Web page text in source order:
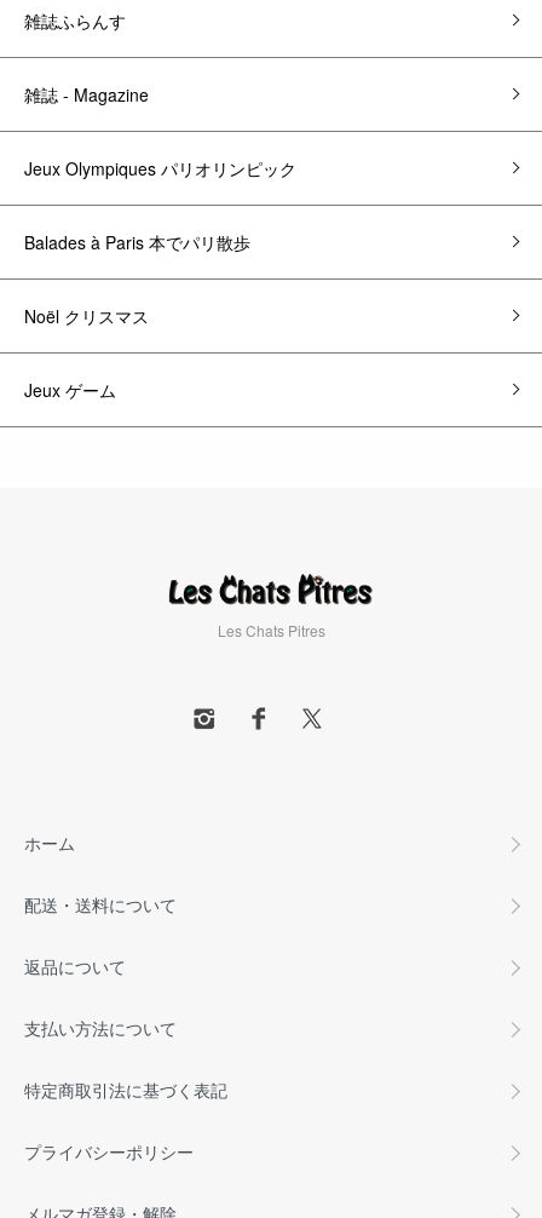
雑誌ふらんす
雑誌 - Magazine
Jeux Olympiques パリオリンピック
Balades à Paris 本でパリ散歩
Noël クリスマス
Jeux ゲーム
Les Chats Pitres
ホーム
配送・送料について
返品について
支払い方法について
特定商取引法に基づく表記
プライバシーポリシー